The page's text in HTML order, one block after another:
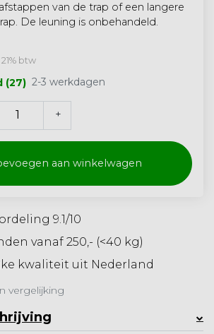
van de trap of een langere
De leuning is onbehandeld.
btw
(27) 2-3 werkdagen
+
aan winkelwagen
9.1/10
vanaf 250,- (<40 kg)
kwaliteit uit Nederland
vergelijking